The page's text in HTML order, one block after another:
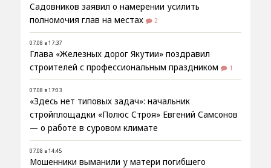
Садовников заявил о намерении усилить
полномочия глав на местах
2
07.08 в 17:37
Глава «Железных дорог Якутии» поздравил
строителей с профессиональным праздником
1
07.08 в 17:03
«Здесь нет типовых задач»: начальник
стройплощадки «Полюс Строя» Евгений Самсонов
— о работе в суровом климате
07.08 в 14:45
Мошенники выманили у матери погибшего